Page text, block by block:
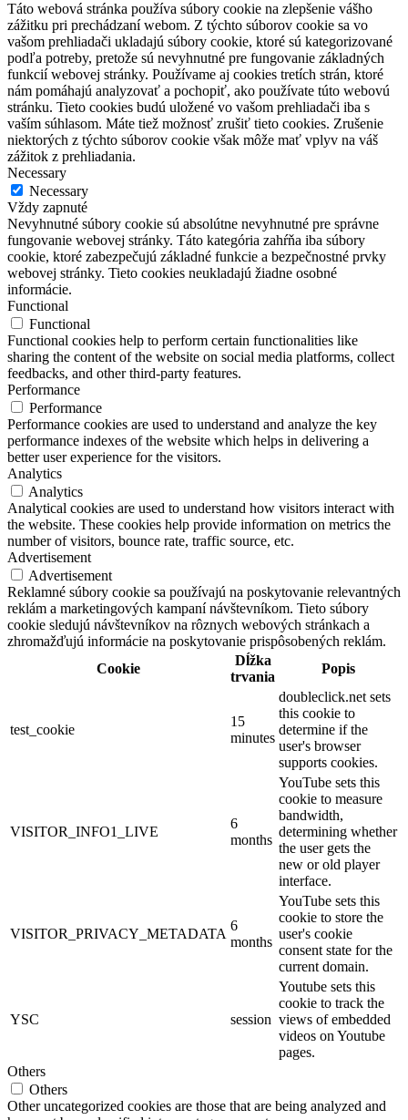
Táto webová stránka používa súbory cookie na zlepšenie vášho
zážitku pri prechádzaní webom. Z týchto súborov cookie sa vo
vašom prehliadači ukladajú súbory cookie, ktoré sú kategorizované
podľa potreby, pretože sú nevyhnutné pre fungovanie základných
funkcií webovej stránky. Používame aj cookies tretích strán, ktoré
nám pomáhajú analyzovať a pochopiť, ako používate túto webovú
stránku. Tieto cookies budú uložené vo vašom prehliadači iba s
vaším súhlasom. Máte tiež možnosť zrušiť tieto cookies. Zrušenie
niektorých z týchto súborov cookie však môže mať vplyv na váš
zážitok z prehliadania.
Necessary
Necessary
Vždy zapnuté
Nevyhnutné súbory cookie sú absolútne nevyhnutné pre správne
fungovanie webovej stránky. Táto kategória zahŕňa iba súbory
cookie, ktoré zabezpečujú základné funkcie a bezpečnostné prvky
webovej stránky. Tieto cookies neukladajú žiadne osobné
informácie.
Functional
Functional
Functional cookies help to perform certain functionalities like
sharing the content of the website on social media platforms, collect
feedbacks, and other third-party features.
Performance
Performance
Performance cookies are used to understand and analyze the key
performance indexes of the website which helps in delivering a
better user experience for the visitors.
Analytics
Analytics
Analytical cookies are used to understand how visitors interact with
the website. These cookies help provide information on metrics the
number of visitors, bounce rate, traffic source, etc.
Advertisement
Advertisement
Reklamné súbory cookie sa používajú na poskytovanie relevantných
reklám a marketingových kampaní návštevníkom. Tieto súbory
cookie sledujú návštevníkov na rôznych webových stránkach a
zhromažďujú informácie na poskytovanie prispôsobených reklám.
Cookie
Dĺžka
trvania
Popis
test_cookie
15
minutes
doubleclick.net sets
this cookie to
determine if the
user's browser
supports cookies.
VISITOR_INFO1_LIVE
6
months
YouTube sets this
cookie to measure
bandwidth,
determining whether
the user gets the
new or old player
interface.
VISITOR_PRIVACY_METADATA
6
months
YouTube sets this
cookie to store the
user's cookie
consent state for the
current domain.
YSC session
Youtube sets this
cookie to track the
views of embedded
videos on Youtube
pages.
Others
Others
Other uncategorized cookies are those that are being analyzed and